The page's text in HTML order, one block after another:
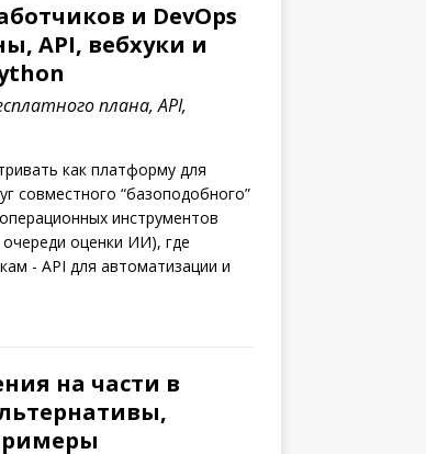
и DevOps
API, вебхуки и
плана, API,
как платформу для
совместного “базоподобного”
инструментов
оценки ИИ), где
- API для автоматизации и
на части в